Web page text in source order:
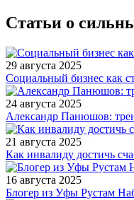
Статьи о
29 августа 2025
Социальный бизнес как
24 августа 2025
Александр Панюшов:
21 августа 2025
Как инвалиду достичь
16 августа 2025
Блогер из Уфы Рустам